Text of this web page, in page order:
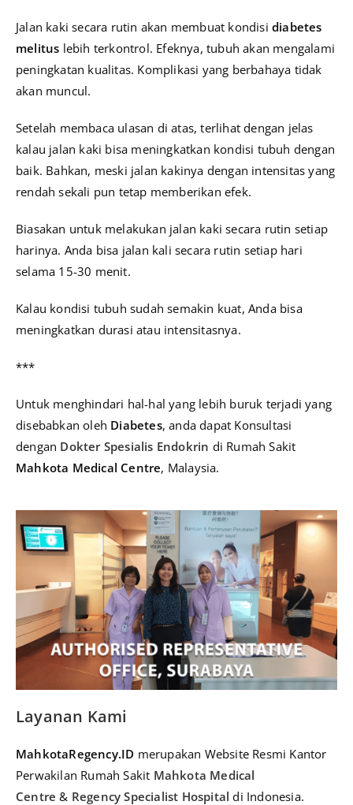
Jalan kaki secara rutin akan membuat kondisi diabetes
melitus lebih terkontrol. Efeknya, tubuh akan mengalami
peningkatan kualitas. Komplikasi yang berbahaya tidak
akan muncul.
Setelah membaca ulasan di atas, terlihat dengan jelas
kalau jalan kaki bisa meningkatkan kondisi tubuh dengan
baik. Bahkan, meski jalan kakinya dengan intensitas yang
rendah sekali pun tetap memberikan efek.
Biasakan untuk melakukan jalan kaki secara rutin setiap
harinya. Anda bisa jalan kali secara rutin setiap hari
selama 15-30 menit.
Kalau kondisi tubuh sudah semakin kuat, Anda bisa
meningkatkan durasi atau intensitasnya.
***
Untuk menghindari hal-hal yang lebih buruk terjadi yang
disebabkan oleh Diabetes, anda dapat Konsultasi
dengan Dokter Spesialis Endokrin di Rumah Sakit
Mahkota Medical Centre, Malaysia.
Layanan Kami
MahkotaRegency.ID merupakan Website Resmi Kantor
Perwakilan Rumah Sakit Mahkota Medical
Centre & Regency Specialist Hospital di Indonesia.